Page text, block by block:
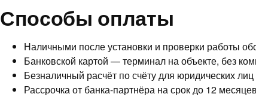
Способы оплаты
Наличными после установки и проверки работы
Банковской картой — терминал на объекте, без
Безналичный расчёт по счёту для юридических
Рассрочка от банка-партнёра на срок до 12